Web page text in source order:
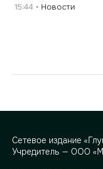
15:44 Новости
Сетевое издание
Учредитель — ООО